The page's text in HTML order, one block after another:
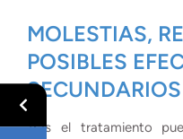
MOLESTIAS,
POSIBLES
SECUNDARIOS
Tras el tratamiento